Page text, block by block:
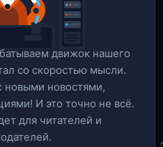
движок нашего
со скоростью мысли.
новыми новостями,
И это точно не всё.
для читателей и